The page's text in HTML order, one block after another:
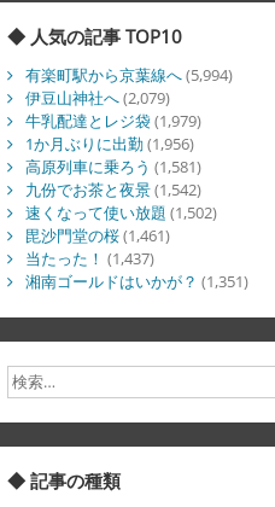
◆ 人気の記事 TOP10
有楽町駅から京葉線へ(5,994)
伊豆山神社へ(2,079)
牛乳配達とレジ袋(1,979)
1か月ぶりに出勤(1,956)
高原列車に乗ろう (1,581)
九份でお茶と夜景(1,542)
速くなって使い放題 (1,502)
毘沙門堂の桜(1,461)
当たった！ (1,437)
湘南ゴールドはいかが？ (1,351)
◆ 記事の種類